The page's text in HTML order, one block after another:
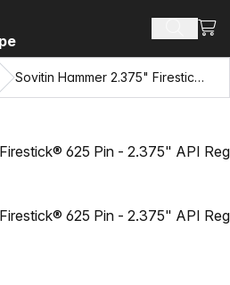
Hae
Sovitin Hammer 2.375" Firestick® 625 Pin - 2.375" API Reg Box 8T